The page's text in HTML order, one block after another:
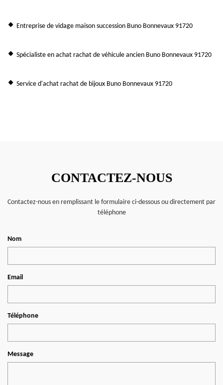
Entreprise de vidage maison succession Buno Bonnevaux 91720
Spécialiste en achat rachat de véhicule ancien Buno Bonnevaux 91720
Service d'achat rachat de bijoux Buno Bonnevaux 91720
CONTACTEZ-NOUS
Contactez-nous en remplissant le formulaire ci-dessous ou directement par
téléphone
Nom
Email
Téléphone
Message